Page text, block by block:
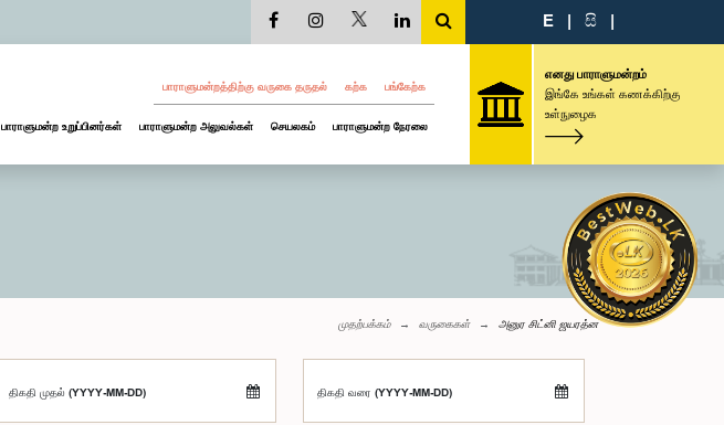
E | සි |
பாராளுமன்றத்திற்கு வருகை தருதல் கற்க பங்கேற்க
பாராளுமன்ற உறுப்பினர்கள் பாராளுமன்ற அலுவல்கள் செயலகம் பாராளுமன்ற நேரலை
எனது பாராளுமன்றம்
இங்கே உங்கள் கணக்கிற்கு
உள்நுழைக
முதற்பக்கம் வருகைகள் அனுர சிட்னி ஜயரத்ன
திகதி முதல் (YYYY-MM-DD) திகதி வரை (YYYY-MM-DD)